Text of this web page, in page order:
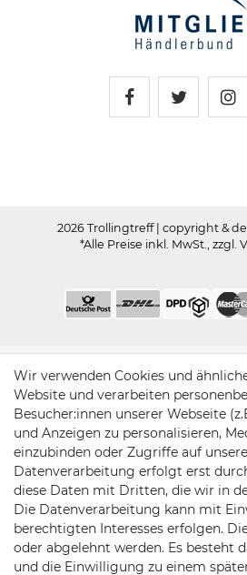
2026 Trollingtreff | copyright &
*Alle Preise inkl. MwSt., zzgl.
Wir verwenden Cookies und
Website und verarbeiten
Besucher:innen unserer Webseite
und Anzeigen zu personalisieren,
einzubinden oder Zugriffe auf
Datenverarbeitung erfolgt erst
diese Daten mit Dritten, die wir in
Die Datenverarbeitung kann mit
berechtigten Interesses erfolgen.
oder abgelehnt werden. Es besteht
und die Einwilligung zu einem